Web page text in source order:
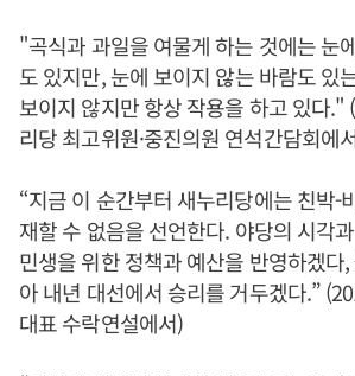
"곡식과 과일을 여물게 하는 것에는 눈
도 있지만, 눈에 보이지 않는 바람도 있
보이지 않지만 항상 작용을 하고 있다
리당 최고위원·중진의원 연석간담회에
“지금 이 순간부터 새누리당에는 친박-
재할 수 없음을 선언한다. 야당의 시각
민생을 위한 정책과 예산을 반영하겠다
아 내년 대선에서 승리를 거두겠다.”
대표 수락연설에서)